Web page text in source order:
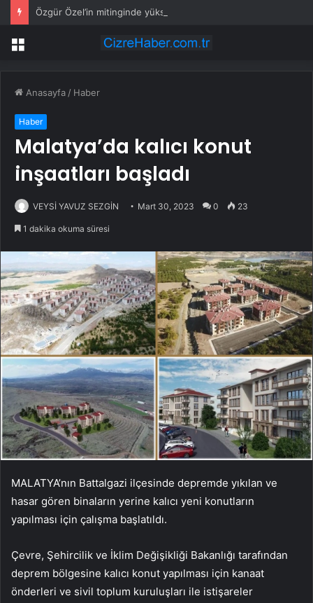
Menü
Anasayfa / Haber
Haber
Malatya’da kalıcı konut
inşaatları başladı
VEYSİ YAVUZ SEZGİN Mart 30, 2023 0 23
1 dakika okuma süresi
MALATYA’nın Battalgazi ilçesinde depremde yıkılan ve
hasar gören binaların yerine kalıcı yeni konutların
yapılması için çalışma başlatıldı.
Çevre, Şehircilik ve İklim Değişikliği Bakanlığı tarafından
deprem bölgesine kalıcı konut yapılması için kanaat
önderleri ve sivil toplum kuruluşları ile istişareler